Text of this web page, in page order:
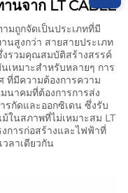
นจาก LT CABLE
มถูกจัดเป็นประเภทที่มี
สูงกว่า สายสายประเภท
รวมคุณสมบัติสร้างสรรค์
เหมาะสําหรับหลายๆ การ
ที่มีความต้องการความ
นาคมที่ต้องการการส่ง
กัดและออกซิเดน ซึ่งรับ
ในสภาพที่ไม่เหมาะสม LT
การก่อสร้างและไฟฟ้าที่
ลาเดียวกัน